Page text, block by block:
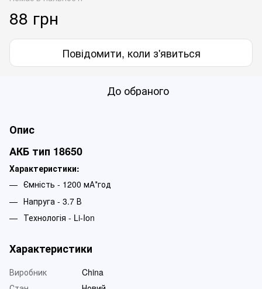
88 грн
Повідомити, коли з'явиться
До обраного
Опис
АКБ тип 18650
Характеристики:
Ємність - 1200 мА*год
Напруга - 3.7 В
Технологія - Li-Ion
Характеристики
Виробник
China